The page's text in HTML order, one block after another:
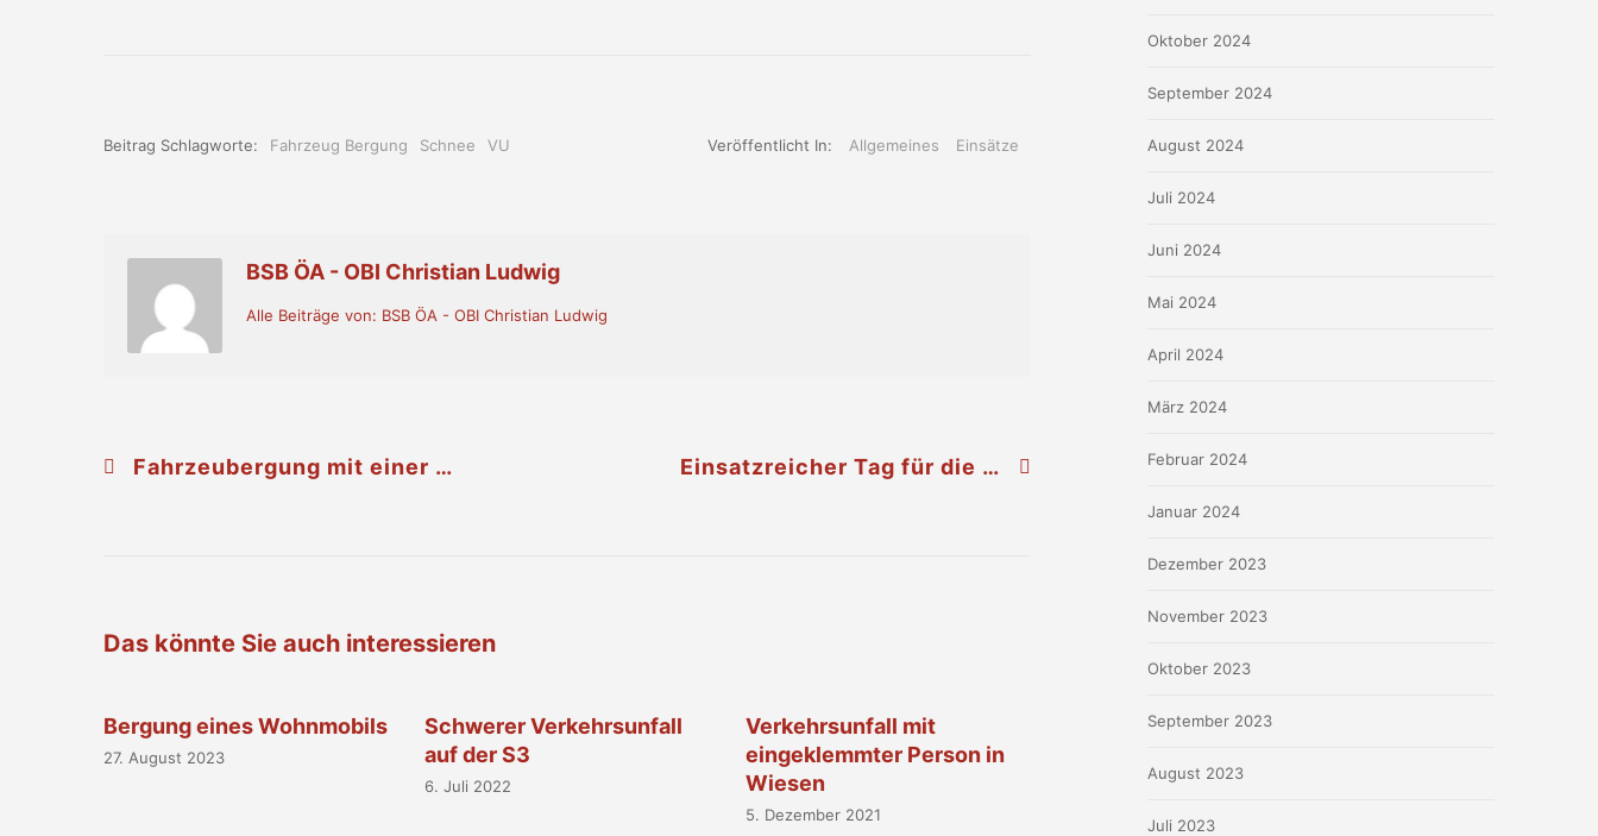
Beitrag Schlagworte: Fahrzeug Bergung Schnee VU Veröffentlicht In: Allgemeines Einsätze
BSB ÖA - OBI Christian Ludwig
Alle Beiträge von: BSB ÖA - OBI Christian Ludwig
Fahrzeubergung mit einer eingeklemmten Person auf der B4 Einsatzreicher Tag für die FF-Ernstbrunn
Das könnte Sie auch interessieren
Bergung eines Wohnmobils
27. August 2023
Schwerer Verkehrsunfall
auf der S3
6. Juli 2022
Verkehrsunfall mit
eingeklemmter Person in
Wiesen
5. Dezember 2021
Oktober 2024
September 2024
August 2024
Juli 2024
Juni 2024
Mai 2024
April 2024
März 2024
Februar 2024
Januar 2024
Dezember 2023
November 2023
Oktober 2023
September 2023
August 2023
Juli 2023